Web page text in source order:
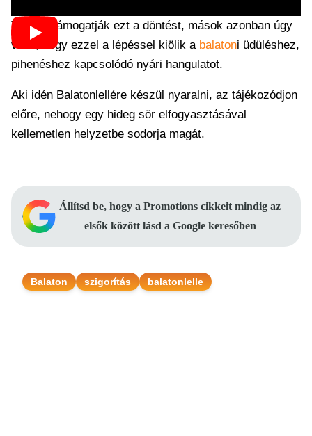
Többen támogatják ezt a döntést, mások azonban úgy
vélik, hogy ezzel a lépéssel kiölik a balatoni üdüléshez,
pihenéshez kapcsolódó nyári hangulatot.
Aki idén Balatonlellére készül nyaralni, az tájékozódjon
előre, nehogy egy hideg sör elfogyasztásával
kellemetlen helyzetbe sodorja magát.
Állítsd be, hogy a Promotions cikkeit mindig az
elsők között lásd a Google keresőben
Balaton szigorítás balatonlelle